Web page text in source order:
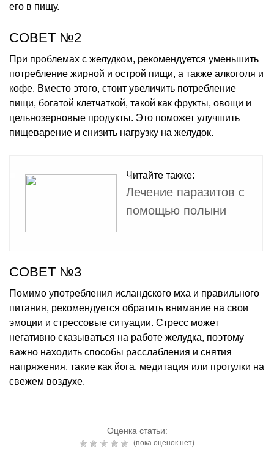
его в пищу.
СОВЕТ №2
При проблемах с желудком, рекомендуется уменьшить
потребление жирной и острой пищи, а также алкоголя и
кофе. Вместо этого, стоит увеличить потребление
пищи, богатой клетчаткой, такой как фрукты, овощи и
цельнозерновые продукты. Это поможет улучшить
пищеварение и снизить нагрузку на желудок.
Читайте также:
Лечение паразитов с
помощью полыни
СОВЕТ №3
Помимо употребления исландского мха и правильного
питания, рекомендуется обратить внимание на свои
эмоции и стрессовые ситуации. Стресс может
негативно сказываться на работе желудка, поэтому
важно находить способы расслабления и снятия
напряжения, такие как йога, медитация или прогулки на
свежем воздухе.
Оценка статьи:
(пока оценок нет)